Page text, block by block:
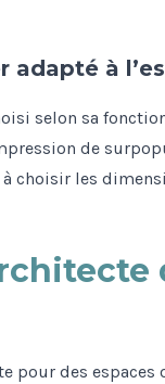
adapté à
selon sa
de
à choisir les
pour des